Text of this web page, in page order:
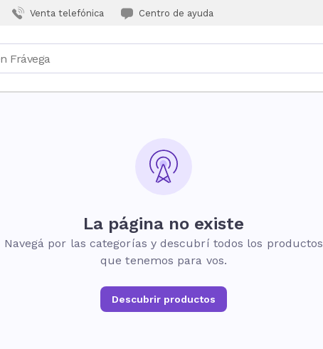
Venta telefónica Centro de ayuda
La página no existe
Navegá por las categorías y descubrí todos los productos
que tenemos para vos.
Descubrir productos